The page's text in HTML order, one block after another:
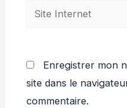
Site
Enregistrer mon
site dans le
commentaire.